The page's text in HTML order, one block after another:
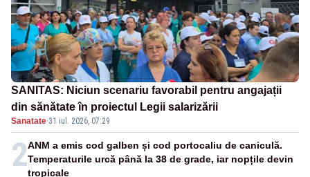
SANITAS: Niciun scenariu favorabil pentru angajații
din sănătate în proiectul Legii salarizării
Sanatate·31 iul. 2026, 07:29
2ANM a emis cod galben și cod portocaliu de caniculă.
Temperaturile urcă până la 38 de grade, iar nopțile devin
tropicale